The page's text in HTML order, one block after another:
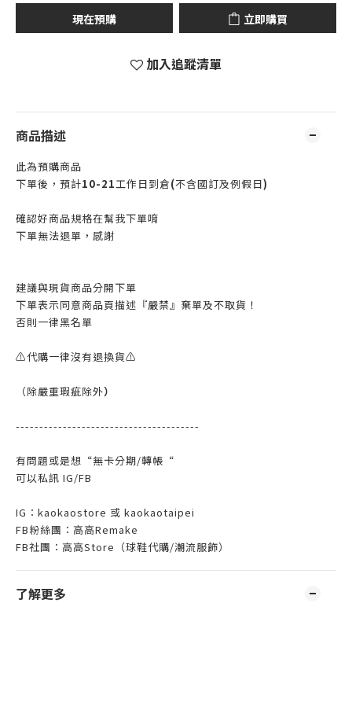
現在預購 立即購買
加入追蹤清單
商品描述
此為預購商品
下單後，預計10-21工作日到倉(不含國訂及例假日)
確認好商品規格在幫我下單唷
下單無法退單，感謝
建議與現貨商品分開下單
下單表示同意商品頁描述『嚴禁』棄單及不取貨！
否則一律黑名單
⚠️代購一律沒有退換貨⚠️
（除嚴重瑕疵除外）
---------------------------------------
有問題或是想“無卡分期/轉帳“
可以私訊 IG/FB
IG：kaokaostore 或 kaokaotaipei
FB粉絲團：高高Remake
FB社團：高高Store （球鞋代購/潮流服飾）
了解更多